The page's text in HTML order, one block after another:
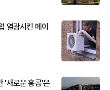
열광시킨 메이
'새로운 홍콩'은